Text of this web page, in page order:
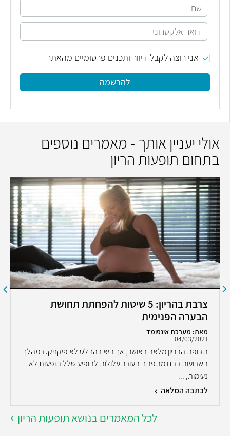
אני רוצה לקבל דיוור ותכנים פרסומיים מהאתר
להרשמה
אולי יעניין אותך - מאמרים נוספים
בתחום תופעות הריון
צרבת בהריון: 5 שיטות להפחתת תחושת
הבערה הפנימית
מאת: מערכת אינפומד
04/03/2021
תקופת ההריון מלאה באושר, אך היא בהחלט לא פיקניק. במהלך
השבועות בהם מתפתח העובר עלולות להופיע שלל תופעות לא
נעימות, ...
לכתבה המלאה
לכל המאמרים בנושא תופעות הריון